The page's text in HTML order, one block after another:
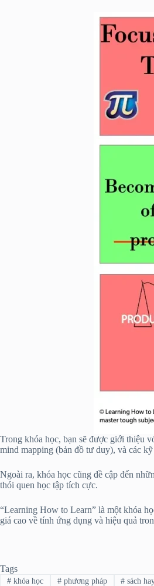
Trong khóa học, bạn sẽ được giới thiệu
mind mapping (bản đồ tư duy), và các
Ngoài ra, khóa học cũng đề cập đến
thói quen học tập tích cực.
“Learning How to Learn” là một khóa
giá cao về tính ứng dụng và hiệu quả
Tags
#khóa học #phương pháp # sách